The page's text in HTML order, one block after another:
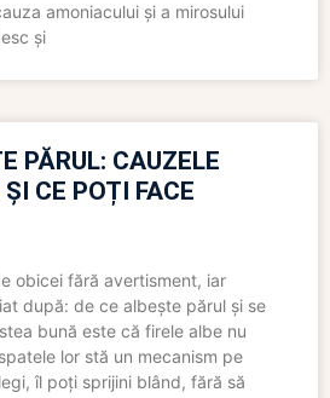
amoniacului și a mirosului
și
PĂRUL: CAUZELE
CE POȚI FACE
obicei fără avertisment, iar
după: de ce albește părul și se
bună este că firele albe nu
lor stă un mecanism pe
îl poți sprijini blând, fără să